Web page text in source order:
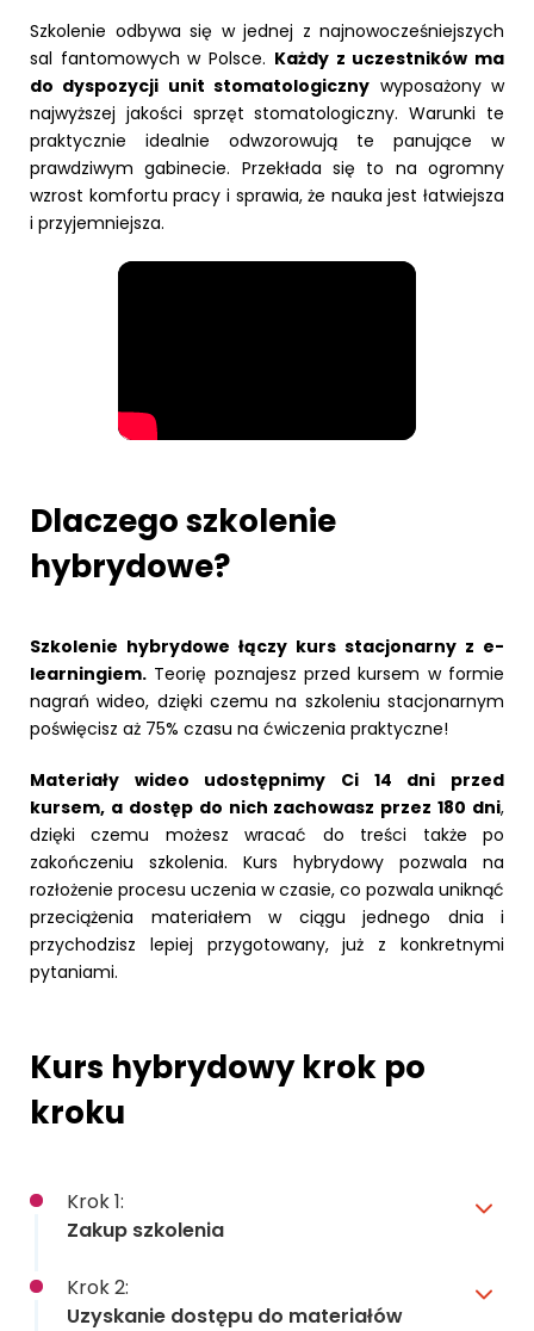
Szkolenie odbywa się w jednej z najnowocześniejszych
sal fantomowych w Polsce. Każdy z uczestników ma
do dyspozycji unit stomatologiczny wyposażony w
najwyższej jakości sprzęt stomatologiczny. Warunki te
praktycznie idealnie odwzorowują te panujące w
prawdziwym gabinecie. Przekłada się to na ogromny
wzrost komfortu pracy i sprawia, że nauka jest łatwiejsza
i przyjemniejsza.
Dlaczego szkolenie
hybrydowe?
Szkolenie hybrydowe łączy kurs stacjonarny z e-
learningiem. Teorię poznajesz przed kursem w formie
nagrań wideo, dzięki czemu na szkoleniu stacjonarnym
poświęcisz aż 75% czasu na ćwiczenia praktyczne!
Materiały wideo udostępnimy Ci 14 dni przed
kursem, a dostęp do nich zachowasz przez 180 dni,
dzięki czemu możesz wracać do treści także po
zakończeniu szkolenia. Kurs hybrydowy pozwala na
rozłożenie procesu uczenia w czasie, co pozwala uniknąć
przeciążenia materiałem w ciągu jednego dnia i
przychodzisz lepiej przygotowany, już z konkretnymi
pytaniami.
Kurs hybrydowy krok po
kroku
Krok 1:
Zakup szkolenia
Krok 2:
Uzyskanie dostępu do materiałów